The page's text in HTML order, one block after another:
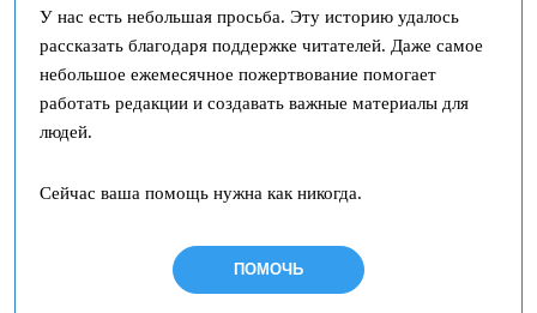
У нас есть небольшая просьба. Эту историю удалось
рассказать благодаря поддержке читателей. Даже самое
небольшое ежемесячное пожертвование помогает
работать редакции и создавать важные материалы для
людей.
Сейчас ваша помощь нужна как никогда.
ПОМОЧЬ